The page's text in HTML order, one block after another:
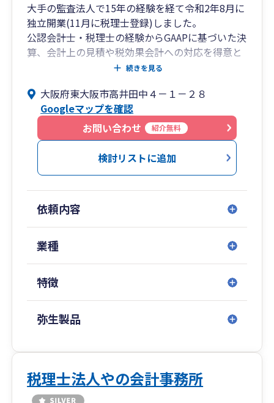
大手の監査法人で15年の経験を経て令和2年8月に
独立開業(11月に税理士登録)しました。
公認会計士・税理士の経験からGAAPに基づいた決
算、会計上の見積や税効果会計への対応を得意と
められる計算書類の作成や有価証券報告書に必要
な開示根拠の作成等にも対応します。
監査法人、会計監査人などからの質問、対応依頼
への直接対応や説明用資料の作成も可能です。
そのような対応が不要な会社様や個人事業主様に
るかについてのアドバイスを行います。
続きを見る
大阪府東大阪市高井田中４－１－２８
Googleマップを確認
お問い合わせ
紹介無料
検討リストに追加
依頼内容
業種
特徴
弥生製品
税理士法人やの会計事務所